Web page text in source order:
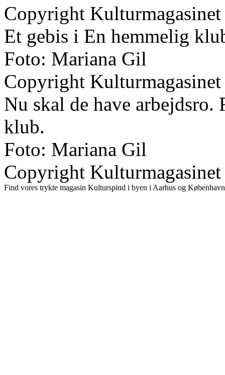
Copyright
Et gebis i En hemmelig
Foto: Mariana Gil
Copyright
Nu skal de have
klub.
Foto: Mariana Gil
Copyright
Find vores trykte magasin Kulturspind i byen i Aarhus og København